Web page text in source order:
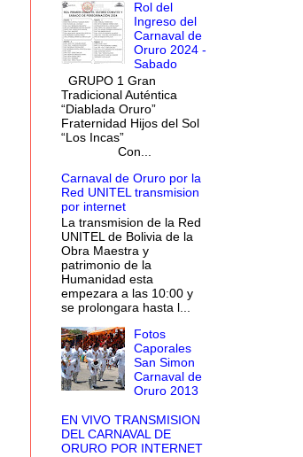
Rol del
Ingreso del
Carnaval de
Oruro 2024 -
Sabado
GRUPO 1 Gran
Tradicional Auténtica
“Diablada Oruro”
Fraternidad Hijos del Sol
“Los Incas”
Con...
Carnaval de Oruro por la
Red UNITEL transmision
por internet
La transmision de la Red
UNITEL de Bolivia de la
Obra Maestra y
patrimonio de la
Humanidad esta
empezara a las 10:00 y
se prolongara hasta l...
Fotos
Caporales
San Simon
Carnaval de
Oruro 2013
EN VIVO TRANSMISION
DEL CARNAVAL DE
ORURO POR INTERNET